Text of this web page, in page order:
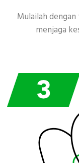
Mulailah
menjaga